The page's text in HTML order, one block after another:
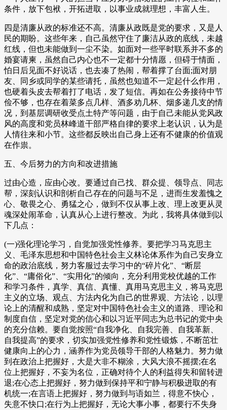
条件，放下包袱，开拓进取，以事业成就理想，丰富人生。
四是清廉从政的标准还不高。清廉从政既是党的要求，又是人
民的期盼。这些年来，自己虽然守住了廉洁从政的底线，未越
红线，但也未能做到一尘不染。如面对一些平时联系并不多的
婚宴请柬，虽然自己内心也不一定都十分情愿，但碍于情面，
怕日后见面不好说话，也去凑了热闹，帮着撑了台面;面对朋
友、同乡或同学的某些请托，虽然也知道不一定起什么作用，
也硬着头皮去帮着打了电话，发了短信。再如在公务接待中节
俭不够，也存在着菜多点几样、酒多劝几杯、烟多递几支的情
况，到基层调研收受点土特产等问题，由于自己未能从党风政
风的高度和党员林峰道干部严格自律的要求上老认识，认为是
人情往来和小节。这些都反映出自己身上还有不健康的价值观
在作祟。
五、今后努力的方向和改进措施
过由心造，应由心改。要通过自己找、群众提、领导点、同志
帮，深刻认识和剖析自己存在的问题与不足，进而生发羞愧之
心、敬畏之心、勇猛之心，做到不仅从事上改、理上改更从灵
魂深处闹革命，认真从心上进行整改。为此，我将具体做到以
下几点：
(一)强化理论学习，自觉加强党性修养。要把学习马克思主
义、毛泽东思想和中国特色社会主义林论体系作为自己安身立
命的政治底线，努力客服过去学习中的“碎片化”、“断层
化”、“庸俗化”、“实用化”的倾向，充分利用党校优越的工作
和学习条件，真学、真信、真懂、真用马克思主义，将马克思
主义的立场、观点、方法内化为自己的世界观、方法论，以理
论上的清醒和成熟，坚定对中国特色社会主义的道路、理论和
制度自信，坚定对党的信心和以习近平同志为总书记的党中央
的充分信赖。要自觉按照“自我净化、自我完善、自我革新、
自我提高”的要求，切实加强党性修养和党性锻炼，不断茁壮
健康向上的心力，涵养作为党员领导干部的人格魅力。努力做
到在政治上把握好，大是大非不糊涂，大风大浪不摇摆;在名
位上把握好，不妄为名位，正确对待个人的利益得失和留转进
退;在心态上把握好，努力做到保持平和宁静与积极进取的有
机统一;在言语上把握好，努力做到与语如兰，得意不快心，
失意不快口;在行为上把握好，无论大事小事，都要行不失身